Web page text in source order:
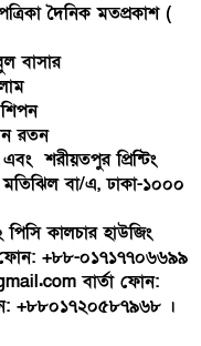
দৈনিক মতপ্রকাশ (
বাসার
শিপন
রতন
শরীয়তপুর প্রিন্টিং
মতিঝিল বা/এ, ঢাকা-১০০০
কালচার হাউজিং
+৮৮-০১৭১৭৭০৬৬৯৯
বার্তা ফোন:
+৮৮০১৭২০৫৮৭৯৬৮ ।